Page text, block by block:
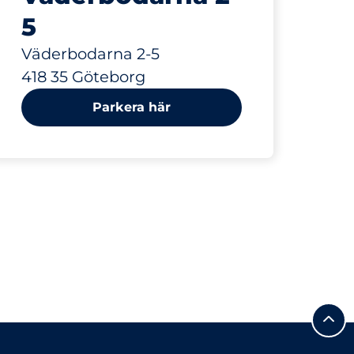
5
Väderbodarna 2-5
418 35 Göteborg
Parkera här